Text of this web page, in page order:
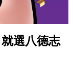
選八德志